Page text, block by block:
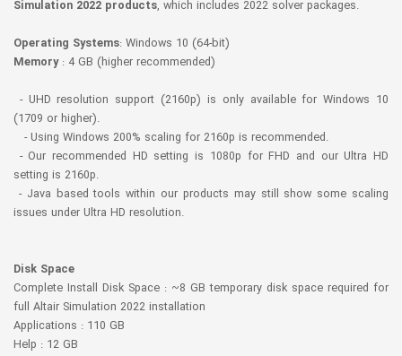
Simulation 2022 products, which includes 2022 solver packages.
Operating Systems: Windows 10 (64-bit)
Memory: 4 GB (higher recommended)
- UHD resolution support (2160p) is only available for Windows 10
(1709 or higher).
- Using Windows 200% scaling for 2160p is recommended.
- Our recommended HD setting is 1080p for FHD and our Ultra HD
setting is 2160p.
- Java based tools within our products may still show some scaling
issues under Ultra HD resolution.
Disk Space
Complete Install Disk Space : ~8 GB temporary disk space required for
full Altair Simulation 2022 installation
Applications : 110 GB
Help : 12 GB